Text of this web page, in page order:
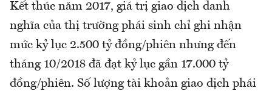
Kết thúc năm 2017, giá trị giao dịch danh
nghĩa của thị trường phái sinh chỉ ghi nhận
mức kỷ lục 2.500 tỷ đồng/phiên nhưng đến
tháng 10/2018 đã đạt kỷ lục gần 17.000 tỷ
đồng/phiên. Số lượng tài khoản giao dịch phái